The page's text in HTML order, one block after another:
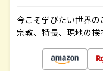
今こそ学びたい世界の
宗教、特長、現地の挨